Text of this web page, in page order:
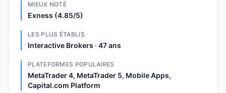
MIEUX NOTÉ
Exness (4.85/5)
LES PLUS ÉTABLIS
Interactive Brokers · 47 ans
PLATEFORMES POPULAIRES
MetaTrader 4, MetaTrader 5, Mobile Apps,
Capital.com Platform